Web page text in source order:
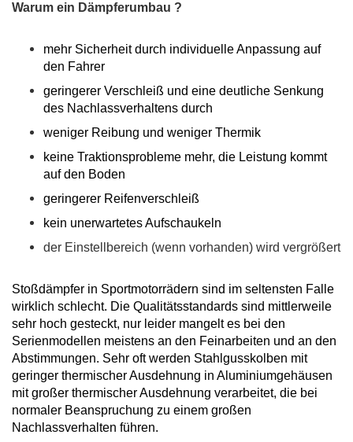
Warum ein Dämpferumbau ?
mehr Sicherheit durch individuelle Anpassung auf
den Fahrer
geringerer Verschleiß und eine deutliche Senkung
des Nachlassverhaltens durch
weniger Reibung und weniger Thermik
keine Traktionsprobleme mehr, die Leistung kommt
auf den Boden
geringerer Reifenverschleiß
kein unerwartetes Aufschaukeln
der Einstellbereich (wenn vorhanden) wird vergrößert
Stoßdämpfer in Sportmotorrädern sind im seltensten Falle
wirklich schlecht. Die Qualitätsstandards sind mittlerweile
sehr hoch gesteckt, nur leider mangelt es bei den
Serienmodellen meistens an den Feinarbeiten und an den
Abstimmungen. Sehr oft werden Stahlgusskolben mit
geringer thermischer Ausdehnung in Aluminiumgehäusen
mit großer thermischer Ausdehnung verarbeitet, die bei
normaler Beanspruchung zu einem großen
Nachlassverhalten führen.